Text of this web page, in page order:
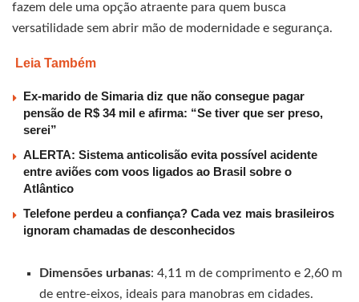
fazem dele uma opção atraente para quem busca
versatilidade sem abrir mão de modernidade e segurança.
Leia Também
Ex-marido de Simaria diz que não consegue pagar
pensão de R$ 34 mil e afirma: “Se tiver que ser preso,
serei”
ALERTA: Sistema anticolisão evita possível acidente
entre aviões com voos ligados ao Brasil sobre o
Atlântico
Telefone perdeu a confiança? Cada vez mais brasileiros
ignoram chamadas de desconhecidos
Dimensões urbanas: 4,11 m de comprimento e 2,60 m
de entre-eixos, ideais para manobras em cidades.